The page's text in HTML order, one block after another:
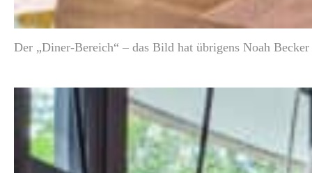
Der „Diner-Bereich“ – das Bild hat übrigens Noah